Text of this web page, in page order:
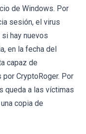
de Windows. Por
sesión, el virus
hay nuevos
en la fecha del
capaz de
CryptoRoger. Por
queda a las víctimas
copia de